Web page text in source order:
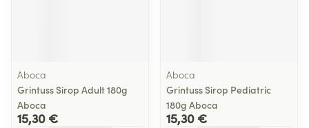
Aboca
Grintuss Sirop Adult 180g
Aboca
15,30 €
Aboca
Grintuss Sirop Pediatric
180g Aboca
15,30 €